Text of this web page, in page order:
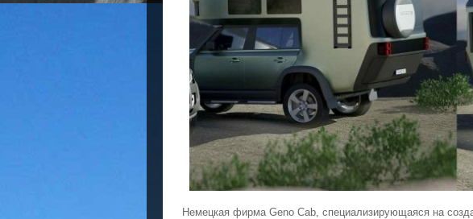
Немецкая фирма Geno Cab, специализирующаяся на